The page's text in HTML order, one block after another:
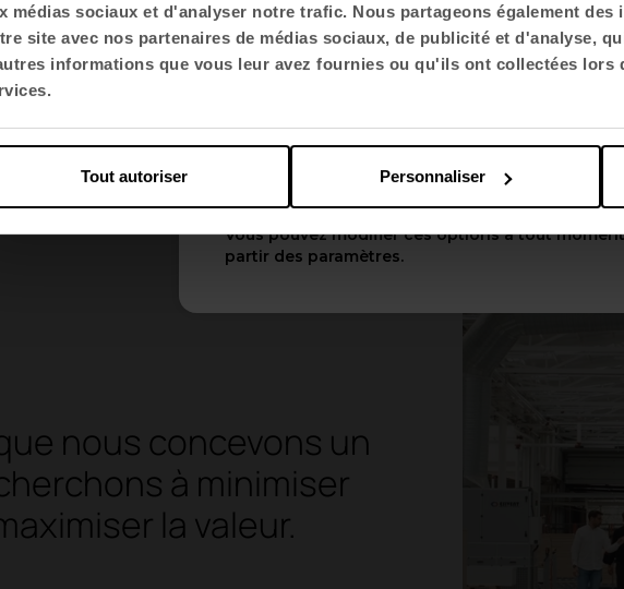
médias sociaux et d'analyser notre trafic. Nous partageons également
site avec nos partenaires de médias sociaux, de publicité et d'analyse,
informations que vous leur avez fournies ou qu'ils ont collectées lors
Personnaliser
Tout autoriser
industrielle : privilégier la réparation plutôt que le
prolonger la durée de vie des produits et faciliter la
nous concevons un
à minimiser
la valeur.
Choisir la langue
Appliquer
Vous pouvez modifier ces options à tout
partir des paramètres.